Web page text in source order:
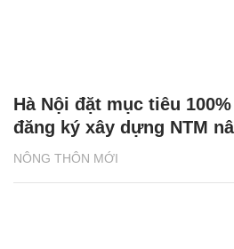
NÔNG THÔN MỚI
Hà Nội đặt mục tiêu
đăng ký xây dựng NTM